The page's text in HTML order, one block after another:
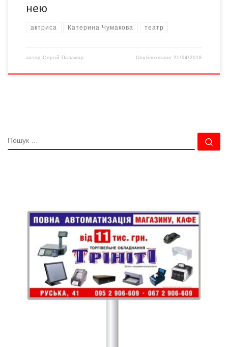
нею
актриса Катерина Чумакова театр
автор Сергій Паламар Опубліковано21/04/2018
ПОШУК